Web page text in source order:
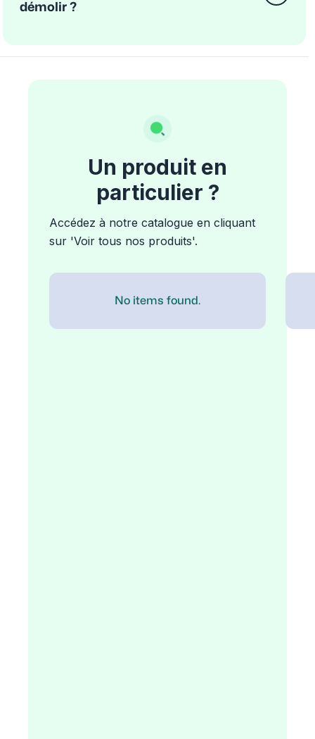
démolir ?
Un produit en
particulier ?
Accédez à notre catalogue en cliquant
sur 'Voir tous nos produits'.
No items found.